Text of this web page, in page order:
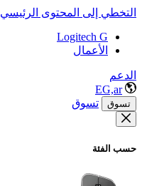
التخطي إلى المحتوى الرئيسي
Logitech G
الأعمال
الدعم
EG,ar
تسوق تسوق
حسب الفئة